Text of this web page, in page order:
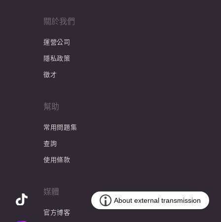
關於我們
運營公司
隱私政策
徵才
幫助
常用問題集
查詢
使用條款
媒體
官方博客